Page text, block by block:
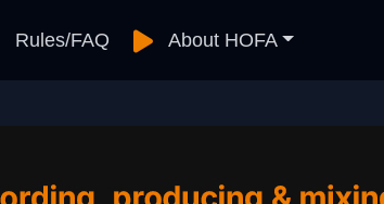
Rules/FAQ About HOFA